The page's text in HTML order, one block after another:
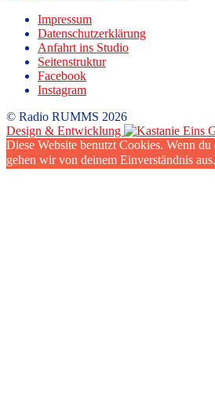
Impressum
Datenschutzerklärung
Anfahrt ins Studio
Seitenstruktur
Facebook
Instagram
© Radio RUMMS 2026
Design & Entwicklung
Diese Website benutzt Cookies. Wenn
gehen wir von deinem Einverständnis aus.